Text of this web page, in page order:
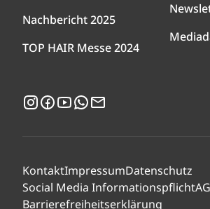
Nachbericht 2025
TOP HAIR Messe 2024
Instagram
Facebook
YouTubeWhatsApp
KontaktImpressumDatenschutz
Social Media Informationspflicht
Barrierefreiheitserklärung